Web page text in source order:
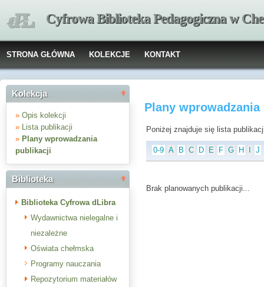
Cyfrowa Biblioteka Pedagogiczna w
STRONA GŁÓWNA KOLEKCJE KONTAKT
Kolekcja
» Opis kolekcji
» Lista publikacji
» Plany wprowadzania
publikacji
Biblioteka
Biblioteka Cyfrowa dLibra
Wydawnictwa nielegalne i
niezależne
Oświata chełmska
Programy nauczania
Repozytorium materiałów
Plany
Poniżej znajduje się lista
0-9 A B C D E F G H J
Brak planowanych publikacji...